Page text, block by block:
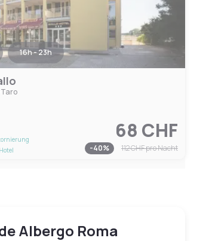
16h - 23h
68 CHF
-40% 112 CHFpro Nacht
Albergo Roma